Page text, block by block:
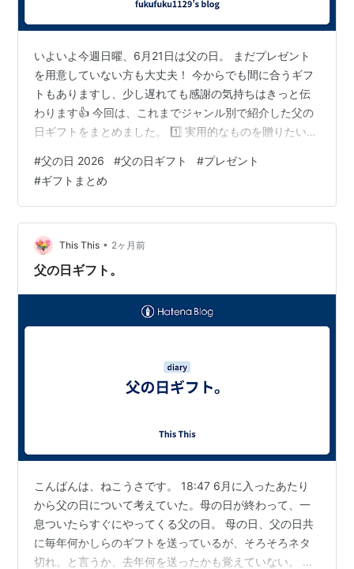
いよいよ今週日曜、6月21日は父の日。 まだプレゼント
を用意していない方も大丈夫！ 今からでも間に合うギフ
トもありますし、少し遅れても感謝の気持ちはきっと伝
わります👍 今回は、これまでジャンル別で紹介した父の
日ギフトをまとめました。 1️⃣ 実用的なものを贈りたいな
トを探している方はこちら。 「せっかくなら実用的なも
のを贈りたい」 そんな方に人気のアイテムを紹介してい
ます👇 ▶ 家電・ガジェット編はこちら 2️⃣ 定番だけど失
敗したくないなら【ファッション・雑貨編】 普段使いし
やすく、特別感もあるギフトを紹介しています👇 ▶ ファ
ッション・雑…
#父の日 2026 #父の日ギフト #プレゼント
#ギフトまとめ
This This • 2ヶ月前
父の日ギフト。
こんばんは、ねこうさです。 18:47 6月に入ったあたり
から父の日について考えていた。母の日が終わって、一
息ついたらすぐにやってくる父の日。 母の日、父の日共
に毎年何かしらのギフトを送っているが、そろそろネタ
切れ。と言うか、去年何を送ったかも覚えていない。 親